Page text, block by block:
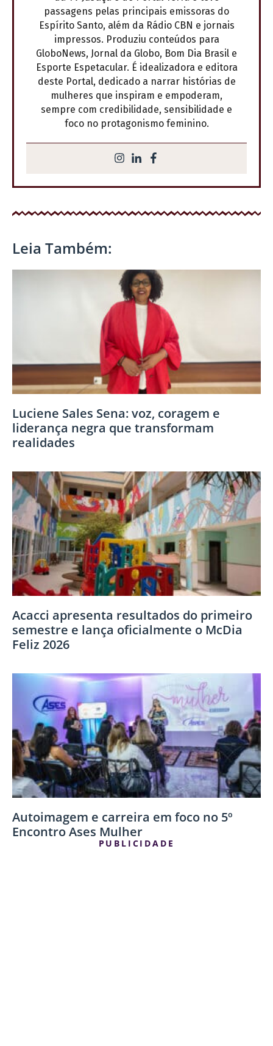
passagens pelas principais emissoras do
Espírito Santo, além da Rádio CBN e jornais
impressos. Produziu conteúdos para
GloboNews, Jornal da Globo, Bom Dia Brasil e
Esporte Espetacular. É idealizadora e editora
deste Portal, dedicado a narrar histórias de
mulheres que inspiram e empoderam,
sempre com credibilidade, sensibilidade e
foco no protagonismo feminino.
Leia Também:
Luciene Sales Sena: voz, coragem e
liderança negra que transformam
realidades
Acacci apresenta resultados do primeiro
semestre e lança oficialmente o McDia
Feliz 2026
Autoimagem e carreira em foco no 5º
Encontro Ases Mulher
PUBLICIDADE